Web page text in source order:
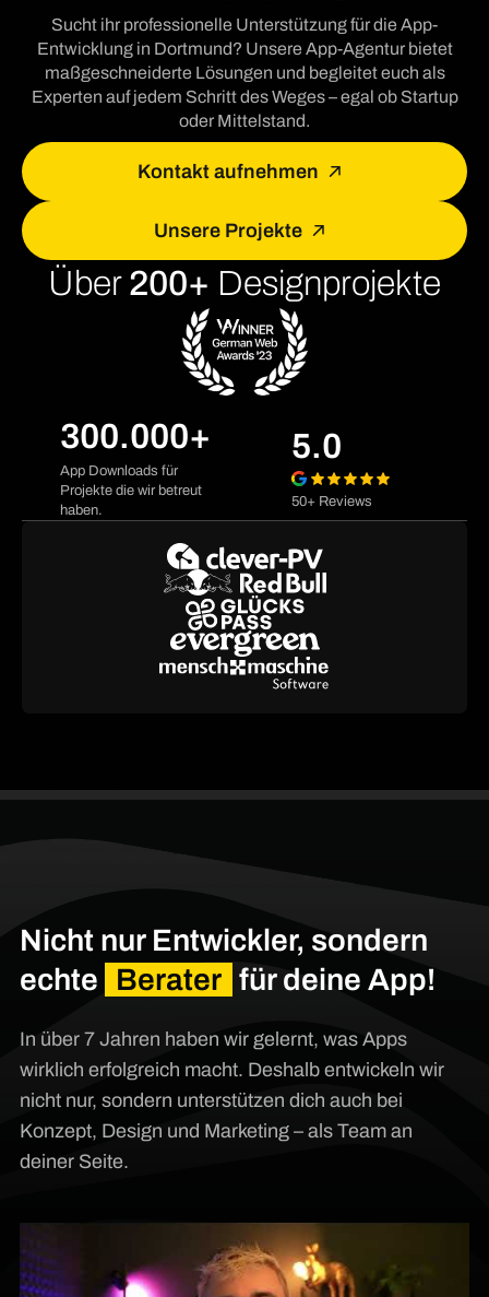
Sucht ihr professionelle Unterstützung für die App-
Entwicklung in Dortmund? Unsere App-Agentur bietet
maßgeschneiderte Lösungen und begleitet euch als
Experten auf jedem Schritt des Weges – egal ob Startup
oder Mittelstand.
Kontakt aufnehmen
Unsere Projekte
Über 200+ Designprojekte
300.000+
App Downloads für
Projekte die wir betreut
haben.
5.0
50+ Reviews
Nicht nur Entwickler, sondern
echte
Berater für deine App!
In über 7 Jahren haben wir gelernt, was Apps
wirklich erfolgreich macht. Deshalb entwickeln wir
nicht nur, sondern unterstützen dich auch bei
Konzept, Design und Marketing – als Team an
deiner Seite.